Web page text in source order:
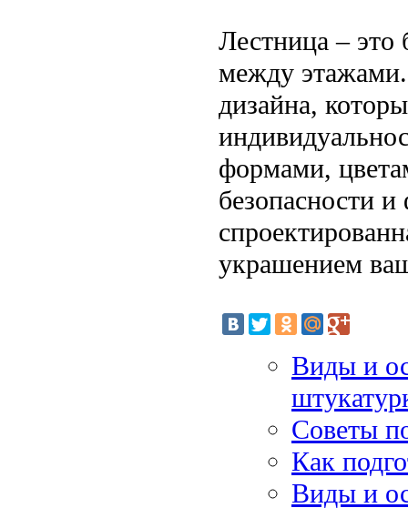
Лестница – это
между
дизайна,
формами,
безопасности
украшением
Виды и
Советы
Как
Виды и